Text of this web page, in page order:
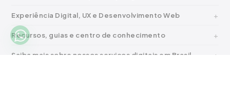
Experiência Digital, UX e Desenvolvimento Web
Recursos, guias e centro de conhecimento
Saiba mais sobre nossos serviços digitais em Brasil